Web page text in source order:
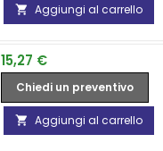
 Aggiungi al carrello
Prezzo
15,27 €
Chiedi un preventivo
 Aggiungi al carrello